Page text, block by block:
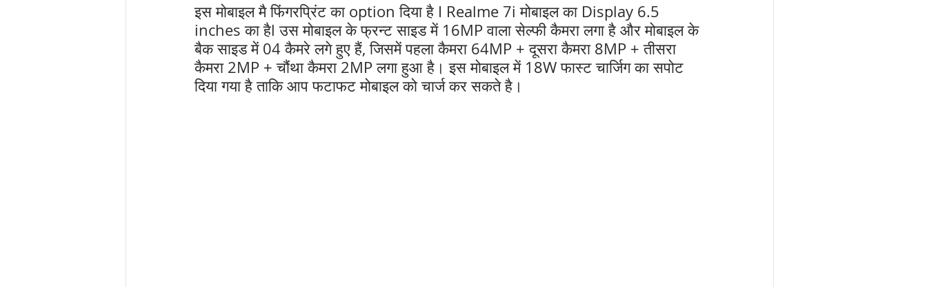
इस मोबाइल मै फिंगरप्रिंट का option दिया है I Realme 7i मोबाइल का Display 6.5
inches का हैl उस मोबाइल के फ्रन्ट साइड में 16MP वाला सेल्फी कैमरा लगा है और मोबाइल के
बैक साइड में 04 कैमरे लगे हुए हैं, जिसमें पहला कैमरा 64MP + दूसरा कैमरा 8MP + तीसरा
कैमरा 2MP + चौंथा कैमरा 2MP लगा हुआ है। इस मोबाइल में 18W फास्ट चार्जिग का सपोट
दिया गया है ताकि आप फटाफट मोबाइल को चार्ज कर सकते है।